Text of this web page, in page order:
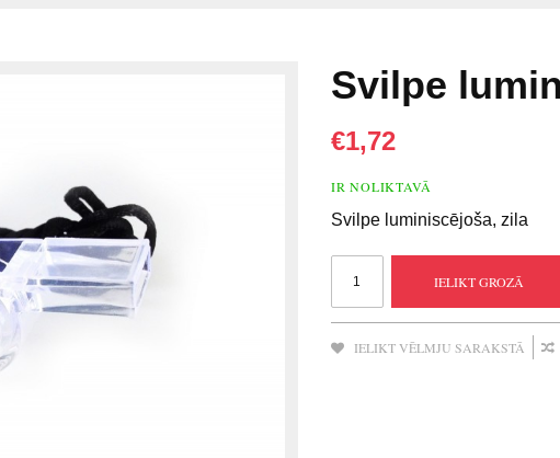
Svilpe
€1,72
IR NOLIKTAVĀ
Svilpe luminiscējoša, zila
IELIKT GROZĀ
IELIKT VĒLMJU SARAKSTĀ